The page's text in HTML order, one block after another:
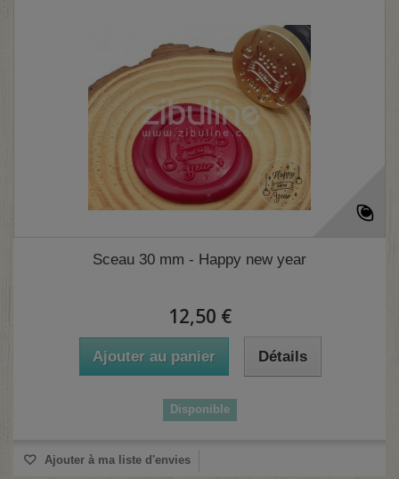
Sceau 30 mm - Happy new year
12,50 €
Ajouter au panier Détails
Disponible
Ajouter à ma liste d'envies